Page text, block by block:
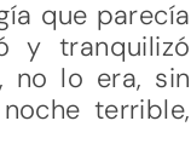
que parecía
y tranquilizó
no lo era, sin
terrible,